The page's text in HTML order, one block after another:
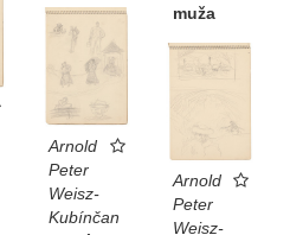
muža
Arnold
Peter
Weisz-
Kubínčan
Arnold
Peter
Weisz-